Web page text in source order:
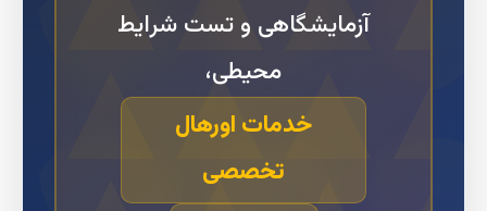
آزمایشگاهی و تست شرایط
محیطی،
خدمات اورهال
تخصصی